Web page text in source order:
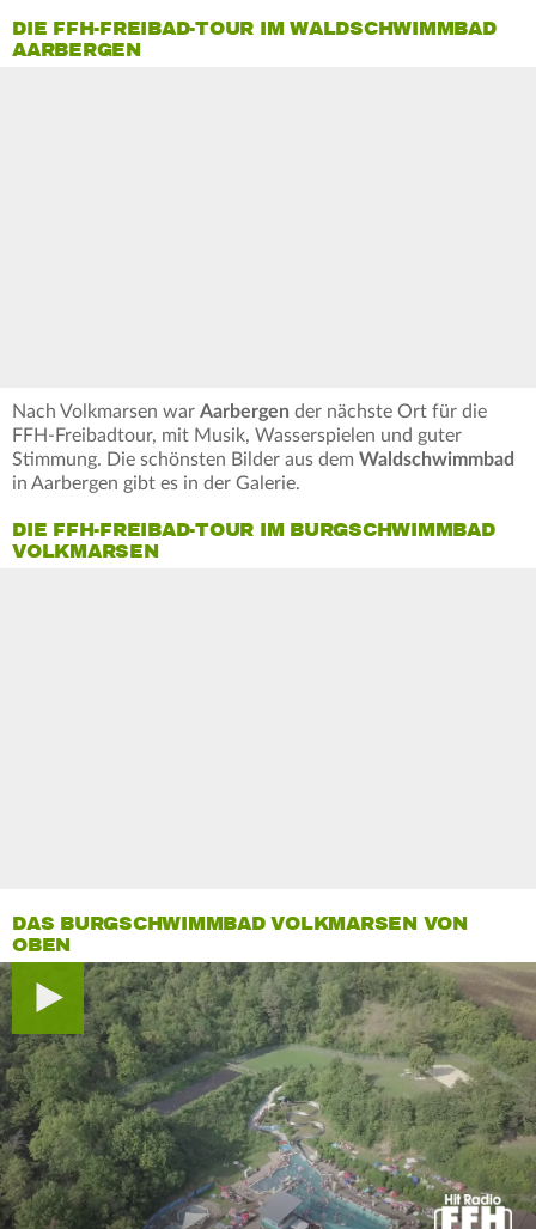
DIE FFH-FREIBAD-TOUR IM WALDSCHWIMMBAD
AARBERGEN
Nach Volkmarsen war Aarbergen der nächste Ort für die
FFH-Freibadtour, mit Musik, Wasserspielen und guter
Stimmung. Die schönsten Bilder aus dem Waldschwimmbad
in Aarbergen gibt es in der Galerie.
DIE FFH-FREIBAD-TOUR IM BURGSCHWIMMBAD
VOLKMARSEN
DAS BURGSCHWIMMBAD VOLKMARSEN VON
OBEN